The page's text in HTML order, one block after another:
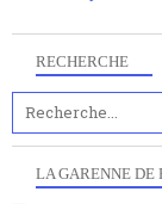
RECHERCHE
LA GARENNE DE
choses.